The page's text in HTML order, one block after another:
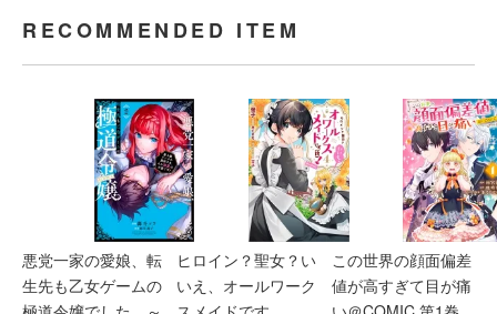
RECOMMENDED ITEM
悪党一家の愛娘、転
生先も乙女ゲームの
ヒロイン？聖女？い
いえ、オールワーク
この世界の顔面偏差
値が高すぎて目が痛